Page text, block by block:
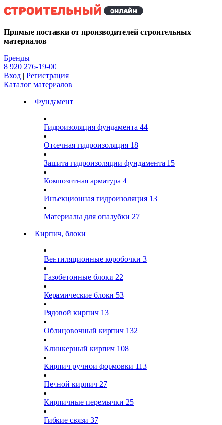
Kg
Прямые поставки от производителей строительных
материалов
Бренды
8 920 276-19-00
Вход | Регистрация
Каталог материалов
Фундамент
Гидроизоляция фундамента 44
Отсечная гидроизоляция 18
Защита гидроизоляции фундамента 15
Композитная арматура 4
Инъекционная гидроизоляция 13
Материалы для опалубки 27
Кирпич, блоки
Вентиляционные коробочки 3
Газобетонные блоки 22
Керамические блоки 53
Рядовой кирпич 13
Облицовочный кирпич 132
Клинкерный кирпич 108
Кирпич ручной формовки 113
Печной кирпич 27
Кирпичные перемычки 25
Гибкие связи 37